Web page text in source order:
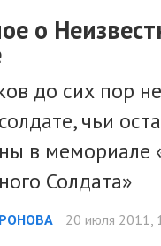
о
до сих пор
чьи
в мемориале
Солдата»
20 июля 2011,